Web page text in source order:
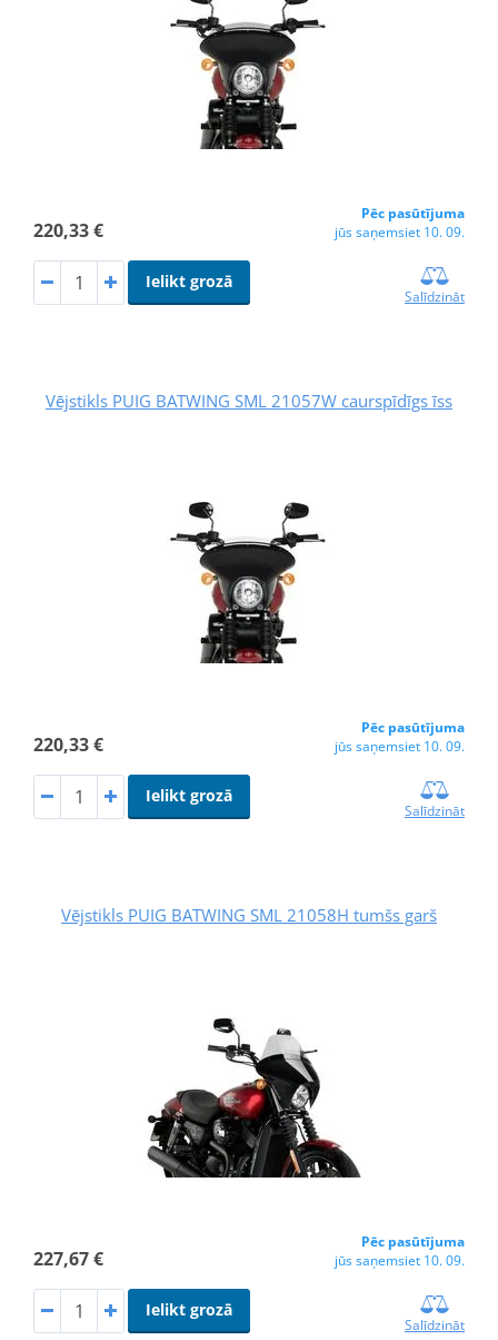
220,33 €
Pēc pasūtījuma
jūs saņemsiet 10. 09.
Ielikt grozā
Salīdzināt
Vējstikls PUIG BATWING SML 21057W caurspīdīgs īss
220,33 €
Pēc pasūtījuma
jūs saņemsiet 10. 09.
Ielikt grozā
Salīdzināt
Vējstikls PUIG BATWING SML 21058H tumšs garš
227,67 €
Pēc pasūtījuma
jūs saņemsiet 10. 09.
Ielikt grozā
Salīdzināt